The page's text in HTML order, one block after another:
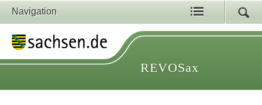
Navigation
REVOSax